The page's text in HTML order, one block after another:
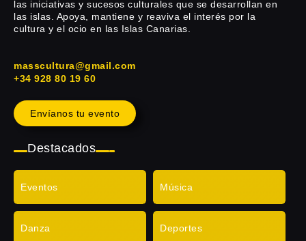
las iniciativas y sucesos culturales que se desarrollan en
las islas. Apoya, mantiene y reaviva el interés por la
cultura y el ocio en las Islas Canarias.
masscultura@gmail.com
+34 928 80 19 60
Envíanos tu evento
Destacados
Eventos Música
Danza Deportes